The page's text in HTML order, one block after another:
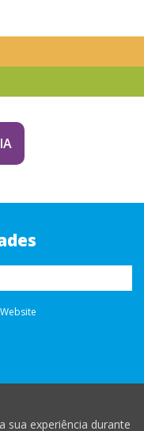
sua experiência durante